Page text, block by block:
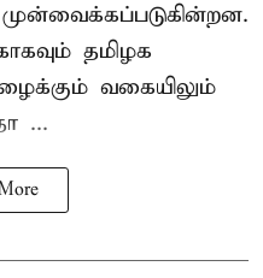
தமிழக
வகையிலும்
...